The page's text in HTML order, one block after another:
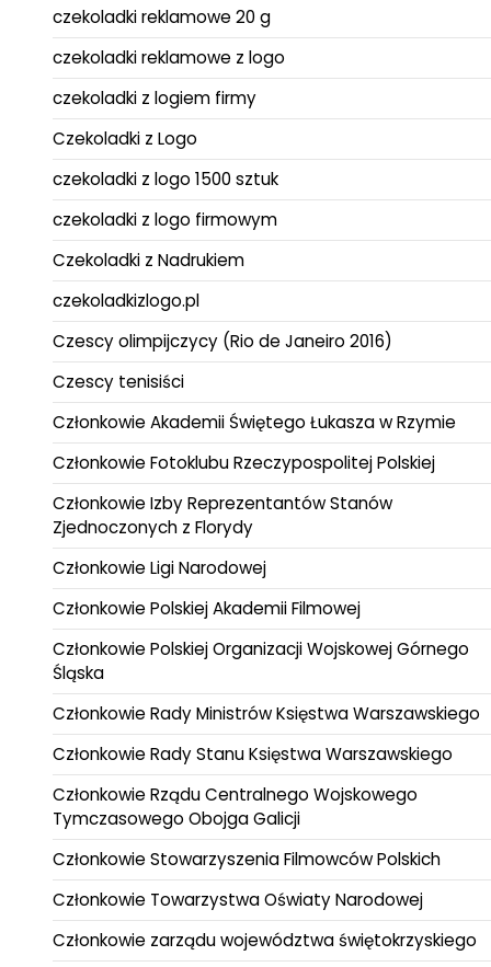
czekoladki reklamowe 20 g
czekoladki reklamowe z logo
czekoladki z logiem firmy
Czekoladki z Logo
czekoladki z logo 1500 sztuk
czekoladki z logo firmowym
Czekoladki z Nadrukiem
czekoladkizlogo.pl
Czescy olimpijczycy (Rio de Janeiro 2016)
Czescy tenisiści
Członkowie Akademii Świętego Łukasza w Rzymie
Członkowie Fotoklubu Rzeczypospolitej Polskiej
Członkowie Izby Reprezentantów Stanów
Zjednoczonych z Florydy
Członkowie Ligi Narodowej
Członkowie Polskiej Akademii Filmowej
Członkowie Polskiej Organizacji Wojskowej Górnego
Śląska
Członkowie Rady Ministrów Księstwa Warszawskiego
Członkowie Rady Stanu Księstwa Warszawskiego
Członkowie Rządu Centralnego Wojskowego
Tymczasowego Obojga Galicji
Członkowie Stowarzyszenia Filmowców Polskich
Członkowie Towarzystwa Oświaty Narodowej
Członkowie zarządu województwa świętokrzyskiego